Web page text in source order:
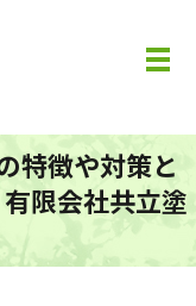
メ
特徴や対策と
限会社共立塗